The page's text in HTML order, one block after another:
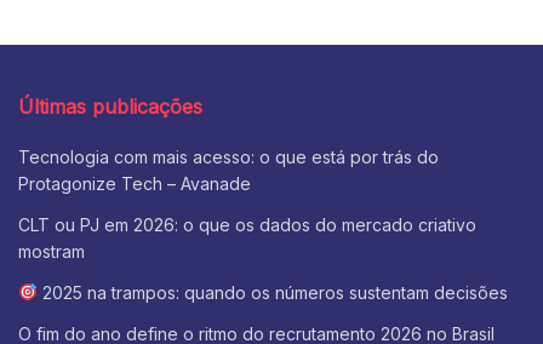
Últimas publicações
Tecnologia com mais acesso: o que está por trás do
Protagonize Tech – Avanade
CLT ou PJ em 2026: o que os dados do mercado criativo
mostram
2025 na trampos: quando os números sustentam decisões
O fim do ano define o ritmo do recrutamento 2026 no Brasil